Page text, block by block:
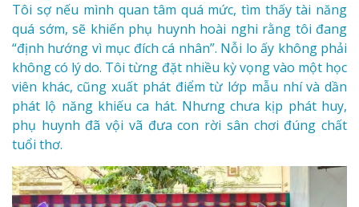
Tôi sợ nếu mình quan tâm quá mức, tìm thấy tài năng
quá sớm, sẽ khiến phụ huynh hoài nghi rằng tôi đang
“định hướng vì mục đích cá nhân”. Nỗi lo ấy không phải
không có lý do. Tôi từng đặt nhiều kỳ vọng vào một học
viên khác, cũng xuất phát điểm từ lớp mẫu nhí và dần
phát lộ năng khiếu ca hát. Nhưng chưa kịp phát huy,
phụ huynh đã vội vã đưa con rời sân chơi đúng chất
tuổi thơ.